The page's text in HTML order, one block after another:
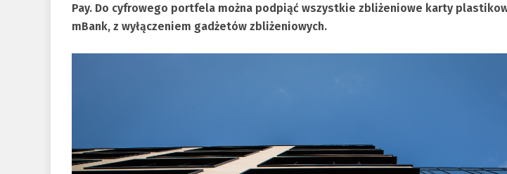
Pay. Do cyfrowego portfela można podpiąć wszystkie zbliżeniowe karty
mBank, z wyłączeniem gadżetów zbliżeniowych.